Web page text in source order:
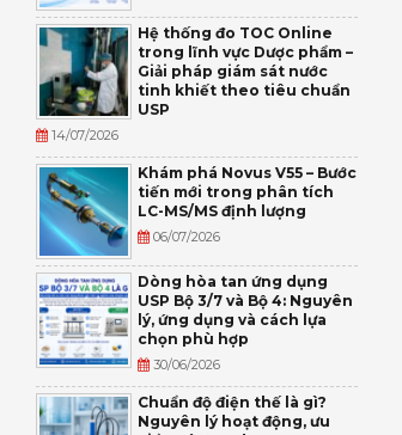
Hệ thống đo TOC Online
trong lĩnh vực Dược phẩm –
Giải pháp giám sát nước
tinh khiết theo tiêu chuẩn
USP
14/07/2026
Khám phá Novus V55 – Bước
tiến mới trong phân tích
LC-MS/MS định lượng
06/07/2026
Dòng hòa tan ứng dụng
USP Bộ 3/7 và Bộ 4: Nguyên
lý, ứng dụng và cách lựa
chọn phù hợp
30/06/2026
Chuẩn độ điện thế là gì?
Nguyên lý hoạt động, ưu